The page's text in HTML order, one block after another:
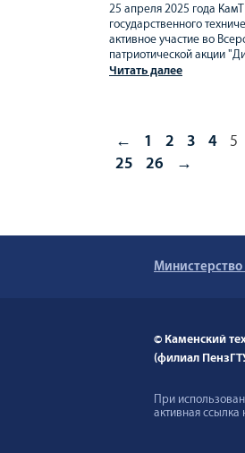
25 апреля 2025 года
государственного
активное участие во
патриотической акции
летию Великой Победы.
Читать далее
← 1 2 3 4 5
25
26 →
© Каменский
(филиал
При
активная ссылка